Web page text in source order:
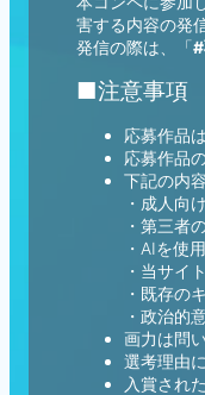
害する内容の発
発信の際は、「
■注意事項
応募作品
応募作品
下記の内
・成人向
・第三者
・AIを使
・当サイ
・既存の
・政治的
画力は問
選考理由
入賞され